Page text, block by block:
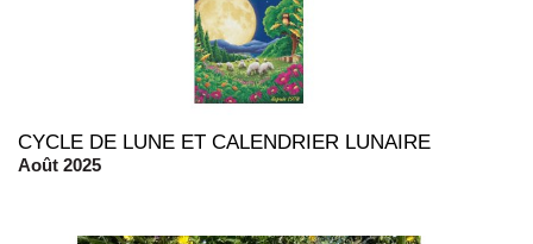
CYCLE DE LUNE ET CALENDRIER LUNAIRE
Août 2025